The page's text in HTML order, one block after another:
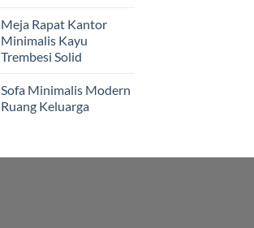
Meja Rapat Kantor
Minimalis Kayu
Trembesi Solid
Sofa Minimalis Modern
Ruang Keluarga